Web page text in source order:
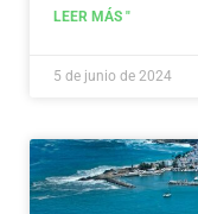
LEER MÁS "
5 de junio de 2024